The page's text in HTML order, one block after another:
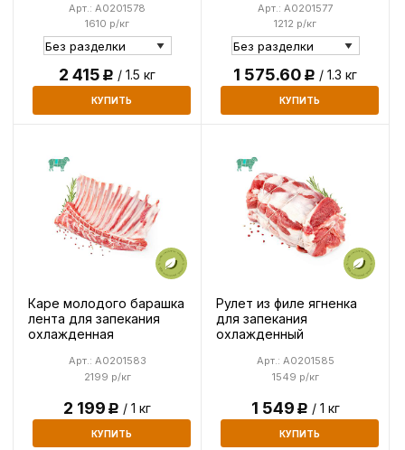
1610 р/кг
Арт.: A0201578
2 415Р / 1.5 кг
КУПИТЬ
1212 р/кг
Арт.: A0201577
1 575.60Р / 1.3 кг
КУПИТЬ
Каре молодого барашка
лента для запекания
охлажденная
2199 р/кг
Арт.: A0201583
2 199Р / 1 кг
КУПИТЬ
Рулет из филе ягненка
для запекания
охлажденный
1549 р/кг
Арт.: A0201585
1 549Р / 1 кг
КУПИТЬ